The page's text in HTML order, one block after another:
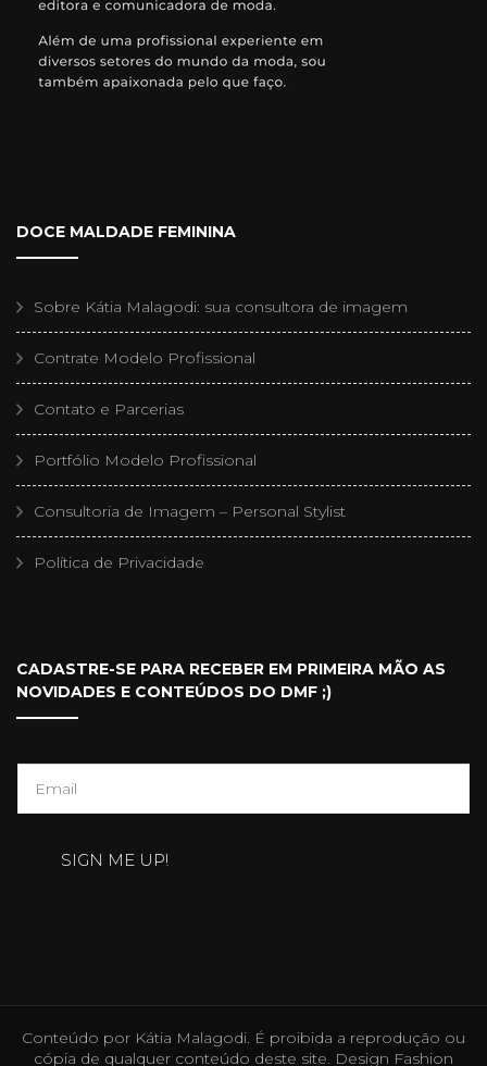
DOCE MALDADE FEMININA
Sobre Kátia Malagodi: sua consultora de imagem
Contrate Modelo Profissional
Contato e Parcerias
Portfólio Modelo Profissional
Consultoria de Imagem – Personal Stylist
Política de Privacidade
CADASTRE-SE PARA RECEBER EM PRIMEIRA MÃO AS
NOVIDADES E CONTEÚDOS DO DMF ;)
SIGN ME UP!
Conteúdo por Kátia Malagodi. É proibida a reprodução ou
cópia de qualquer conteúdo deste site. Design Fashion